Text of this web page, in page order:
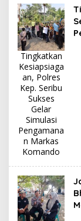
Tingkatkan
Kesiapsiaga
an, Polres
Kep. Seribu
Sukses
Gelar
Simulasi
Pengamana
n Markas
Komando